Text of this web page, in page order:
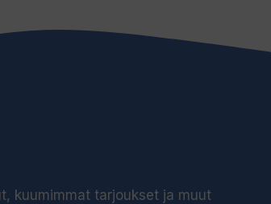
kuumimmat tarjoukset ja muut